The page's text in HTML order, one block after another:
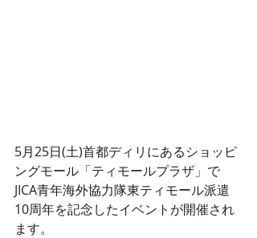
5月25日(土)首都ディリにあるショッピ
ングモール「ティモールプラザ」で
JICA青年海外協力隊東ティモール派遣
10周年を記念したイベントが開催され
ます。